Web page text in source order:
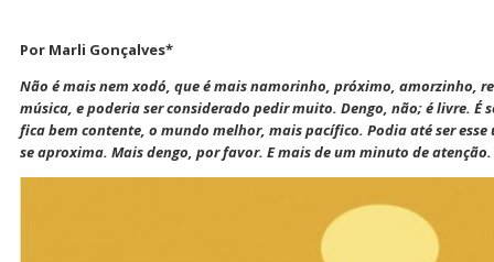
Por Marli Gonçalves*
Não é mais nem xodó, que é mais namorinho, próximo, amorzinho,
música, e poderia ser considerado pedir muito. Dengo, não; é livre. É
fica bem contente, o mundo melhor, mais pacífico. Podia até ser
se aproxima. Mais dengo, por favor. E mais de um minuto de atenção.